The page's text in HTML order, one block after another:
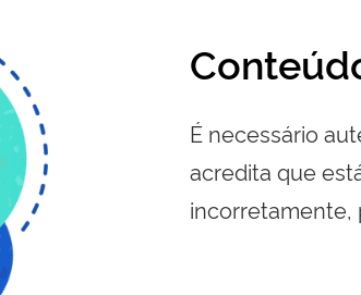
É necessário
acredita que
incorretamente,